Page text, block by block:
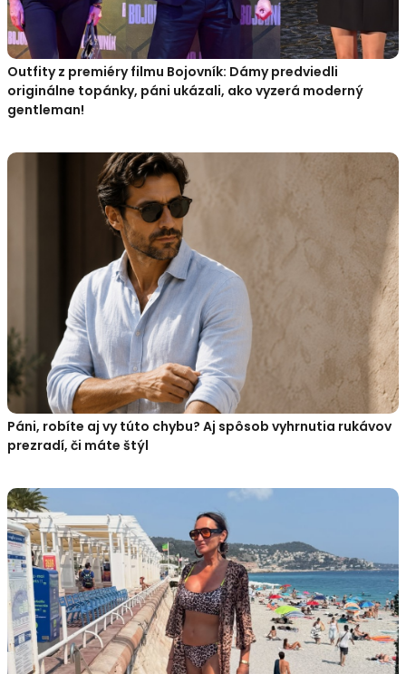
Outfity z premiéry filmu Bojovník: Dámy predviedli
originálne topánky, páni ukázali, ako vyzerá moderný
gentleman!
Páni, robíte aj vy túto chybu? Aj spôsob vyhrnutia rukávov
prezradí, či máte štýl